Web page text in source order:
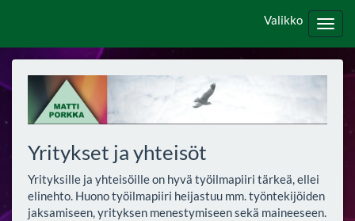
Valikko
Yritykset ja yhteisöt
Yrityksille ja yhteisöille on hyvä työilmapiiri tärkeä, ellei
elinehto. Huono työilmapiiri heijastuu mm. työntekijöiden
jaksamiseen, yrityksen menestymiseen sekä maineeseen.